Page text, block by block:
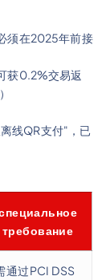
须在2025年前接
获0.2%交易返
线QR支付"，已
требование
通过PCI DSS